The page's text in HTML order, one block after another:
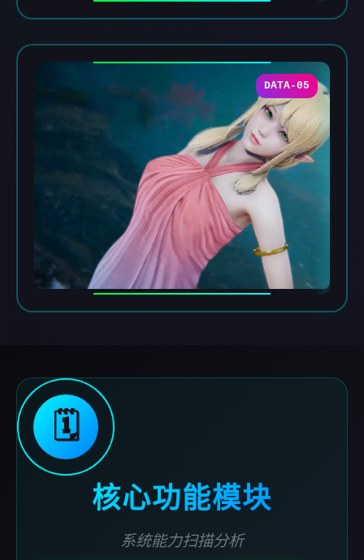
DATA-05
🗓️
核心功能模块
系统能力扫描分析